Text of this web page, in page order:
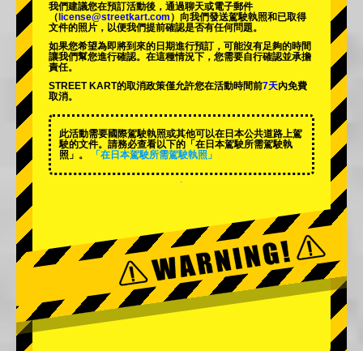
我們建議您在預訂活動後，通過聊天或電子郵件
（ license@streetkart.com ）向我們發送駕駛執照和已取得
文件的照片，以便我們提前確認是否有任何問題。
如果您希望為即將到來的日期進行預訂，可能沒有足夠的時間
讓我們幫您進行確認。在這種情況下，您需要自行確認並承擔
責任。
STREET KART的取消政策僅允許您在活動時間前7天內免費
取消。
此活動需要國際駕駛執照或其他可以在日本公共道路上駕
駛的文件。請務必查看以下的「在日本駕駛所需駕駛執
照」。
「在日本駕駛所需駕駛執照」